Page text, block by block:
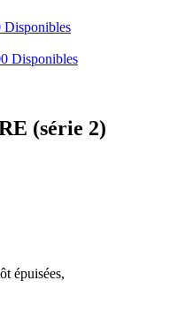
Disponibles
Disponibles
(série 2)
épuisées,